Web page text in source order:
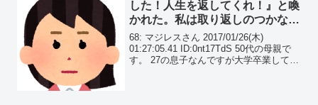
した！人生を返してくれ！』と喚
かれた。私は取り返しのつかない
ことをしてしまったのか…
68: マジレスさん 2017/01/26(木)
01:27:05.41 ID:0nt17TdS 50代の母親で
す。 27の息子なんですが大学卒業して新